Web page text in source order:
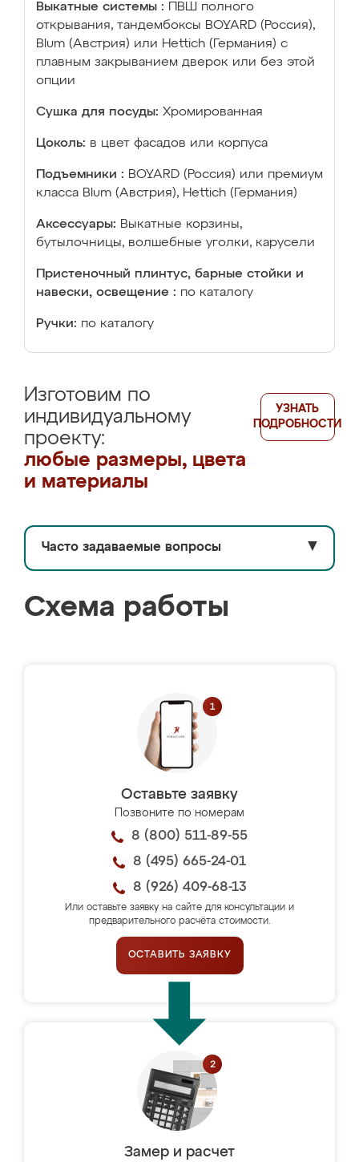
Выкатные системы :
ПВШ полного
открывания, тандембоксы BOYARD (Россия),
Blum (Австрия) или Hettich (Германия) с
плавным закрыванием дверок или без этой
опции
Сушка для посуды: Хромированная
Цоколь: в цвет фасадов или корпуса
Подъемники : BOYARD (Россия) или премиум
класса Blum (Австрия), Hettich (Германия)
Аксессуары: Выкатные корзины,
бутылочницы, волшебные уголки, карусели
Пристеночный плинтус, барные стойки и
навески, освещение : по каталогу
Ручки: по каталогу
Изготовим по
индивидуальному
проекту:
любые размеры, цвета
и материалы
УЗНАТЬ
ПОДРОБНОСТИ
Часто задаваемые вопросы ▼
Схема работы
Оставьте заявку
Позвоните по номерам
8 (800) 511-89-55
8 (495) 665-24-01
8 (926) 409-68-13
Или оставьте заявку на сайте для консультации и
предварительного расчёта стоимости.
ОСТАВИТЬ ЗАЯВКУ
Замер и расчет